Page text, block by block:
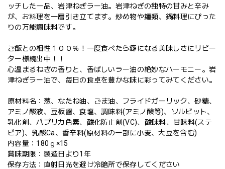
ッチした一品、岩津ねぎラー油。岩津ねぎの独特の甘みと辛み
が、お料理を一層引き立てます。炒め物や麺類、鍋料理にぴった
りの万能調味料です。
ご飯との相性１００％！一度食べたら癖になる美味しさにリピー
ター様続出中！！
心温まるねぎの香りと、香ばしいラー油の絶妙なハーモニー。岩
津ねぎラー油で、毎日の食卓を豊かな味に彩ってみてください。
原材料名：葱、なたね油、ごま油、フライドガーリック、砂糖、
アミノ酸液、豆板醤、食塩、調味料(アミノ酸等)、ソルビット、
乳化剤、パプリカ色素、酸化防止剤(VC)、酸味料、甘味料(ステ
ビア)、乳酸Ca、香辛料(原材料の一部に小麦、大豆を含む)
内容量：180ｇ×15
賞味期限：製造日より1年
保存方法：直射日光を避け冷暗所で保存してください